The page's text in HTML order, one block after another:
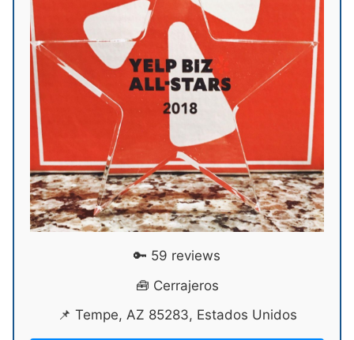
🔑 59 reviews
🧰 Cerrajeros
📌 Tempe, AZ 85283, Estados Unidos